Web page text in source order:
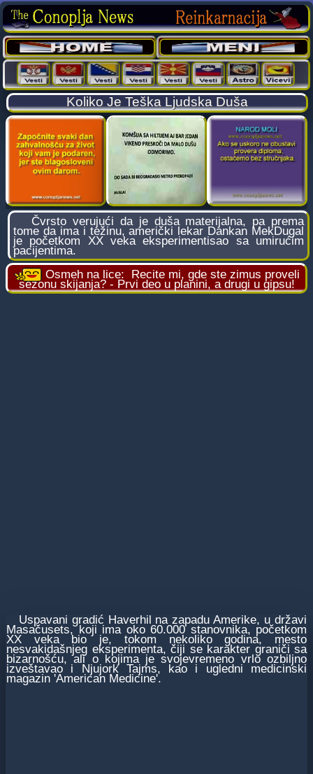
Koliko Je Teška Ljudska Duša
Čvrsto verujući da je duša materijalna, pa prema
tome da ima i težinu, američki lekar Dankan MekDugal
je početkom XX veka eksperimentisao sa umirućim
pacijentima.
Osmeh na lice: Recite mi, gde ste zimus proveli
sezonu skijanja? - Prvi deo u planini, a drugi u gipsu!
Uspavani gradić Haverhil na zapadu Amerike, u državi
Masačusets, koji ima oko 60.000 stanovnika, početkom
XX veka bio je, tokom nekoliko godina, mesto
nesvakidašnjeg eksperimenta, čiji se karakter graniči sa
bizarnošću, ali o kojima je svojevremeno vrlo ozbiljno
izveštavao i Njujork Tajms, kao i ugledni medicinski
magazin 'American Medicine'.